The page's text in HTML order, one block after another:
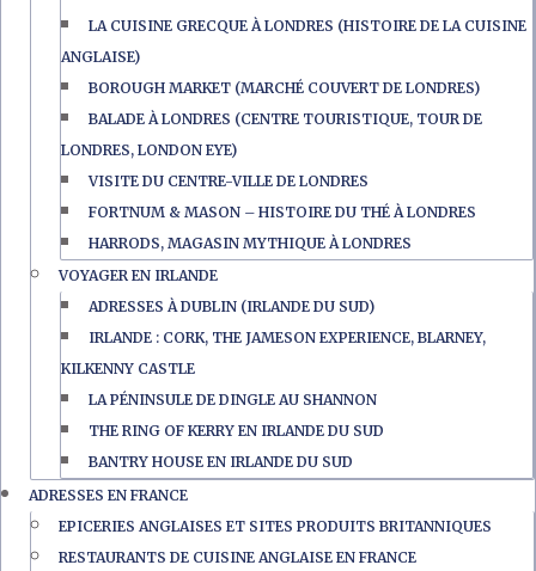
LA CUISINE GRECQUE À LONDRES (HISTOIRE DE LA CUISINE
ANGLAISE)
BOROUGH MARKET (MARCHÉ COUVERT DE LONDRES)
BALADE À LONDRES (CENTRE TOURISTIQUE, TOUR DE
LONDRES, LONDON EYE)
VISITE DU CENTRE-VILLE DE LONDRES
FORTNUM & MASON – HISTOIRE DU THÉ À LONDRES
HARRODS, MAGASIN MYTHIQUE À LONDRES
VOYAGER EN IRLANDE
ADRESSES À DUBLIN (IRLANDE DU SUD)
IRLANDE : CORK, THE JAMESON EXPERIENCE, BLARNEY,
KILKENNY CASTLE
LA PÉNINSULE DE DINGLE AU SHANNON
THE RING OF KERRY EN IRLANDE DU SUD
BANTRY HOUSE EN IRLANDE DU SUD
ADRESSES EN FRANCE
EPICERIES ANGLAISES ET SITES PRODUITS BRITANNIQUES
RESTAURANTS DE CUISINE ANGLAISE EN FRANCE